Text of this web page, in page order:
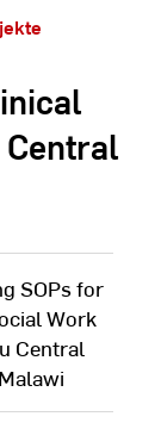
SOPs for
Work
Central